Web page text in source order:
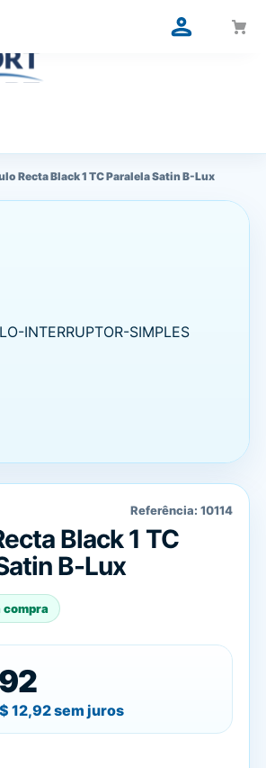
Recta Black 1 TC Paralela Satin B-Lux
Referência: 10114
Black 1 TC
B-Lux
compra
12,92sem juros